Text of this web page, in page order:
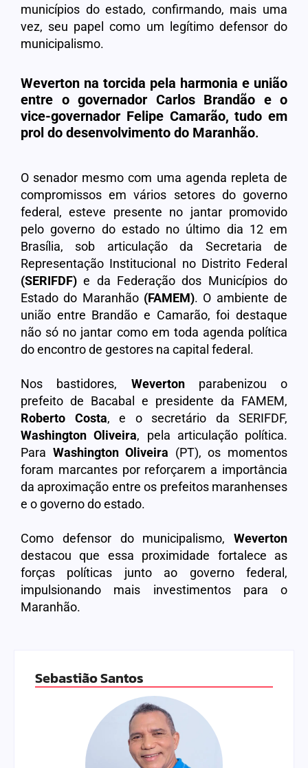
municípios do estado, confirmando, mais uma
vez, seu papel como um legítimo defensor do
municipalismo.
Weverton na torcida pela harmonia e união
entre o governador Carlos Brandão e o
vice-governador Felipe Camarão, tudo em
prol do desenvolvimento do Maranhão.
O senador mesmo com uma agenda repleta de
compromissos em vários setores do governo
federal, esteve presente no jantar promovido
pelo governo do estado no último dia 12 em
Brasília, sob articulação da Secretaria de
Representação Institucional no Distrito Federal
(SERIFDF) e da Federação dos Municípios do
Estado do Maranhão (FAMEM). O ambiente de
união entre Brandão e Camarão, foi destaque
não só no jantar como em toda agenda política
do encontro de gestores na capital federal.
Nos bastidores, Wevertonparabenizou o
prefeito de Bacabal e presidente da FAMEM,
Roberto Costa, e o secretário da SERIFDF,
Washington Oliveira, pela articulação política.
Para Washington Oliveira (PT), os momentos
foram marcantes por reforçarem a importância
da aproximação entre os prefeitos maranhenses
e o governo do estado.
Como defensor do municipalismo, Weverton
destacou que essa proximidade fortalece as
forças políticas junto ao governo federal,
impulsionando mais investimentos para o
Maranhão.
Sebastião Santos